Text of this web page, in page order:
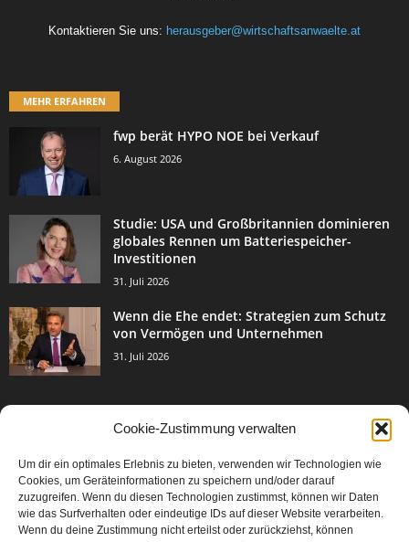
Cookie-Zustimmung verwalten
Um dir ein optimales Erlebnis zu bieten, verwenden wir Technologien wie
Cookies, um Geräteinformationen zu speichern und/oder darauf
zuzugreifen. Wenn du diesen Technologien zustimmst, können wir Daten
wie das Surfverhalten oder eindeutige IDs auf dieser Website verarbeiten.
Wenn du deine Zustimmung nicht erteilst oder zurückziehst, können
Kontaktieren Sie uns: herausgeber@wirtschaftsanwaelte.at
MEHR ERFAHREN
fwp berät HYPO NOE bei Verkauf
6. August 2026
Studie: USA und Großbritannien dominieren
globales Rennen um Batteriespeicher-
Investitionen
31. Juli 2026
Wenn die Ehe endet: Strategien zum Schutz
von Vermögen und Unternehmen
31. Juli 2026
Events & Success 3003
Breaking News 2067
Aktuelles